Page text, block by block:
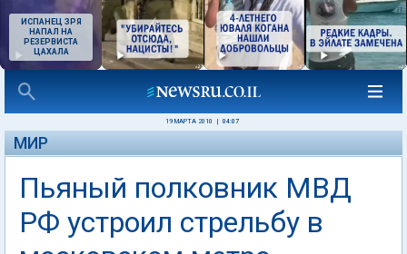
ИСПАНЕЦ ЗРЯ
НАПАЛ НА
РЕЗЕРВИСТА
ЦАХАЛА
19 МАРТА 2010 04:07
МИР
Пьяный полковник МВД
РФ устроил стрельбу в